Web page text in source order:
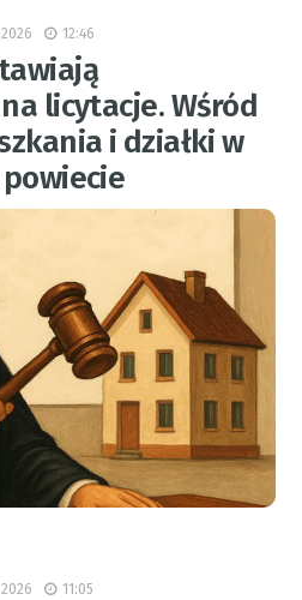
12:46
licytacje. Wśród
i działki w
11:05